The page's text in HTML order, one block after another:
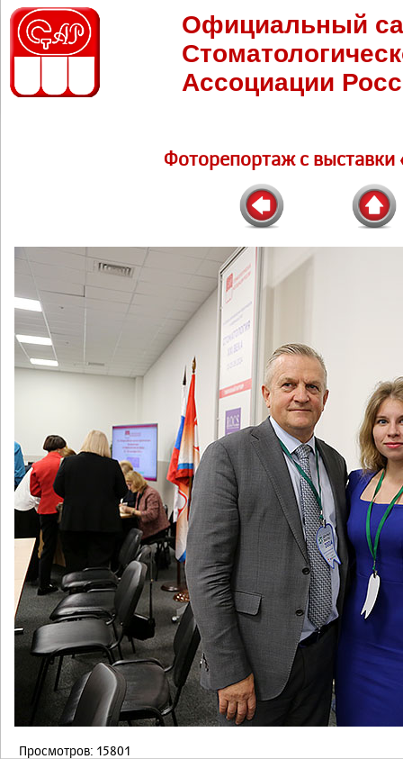
Официальный
Ассоциации
Фоторепортаж c выставки
Просмотров: 15801